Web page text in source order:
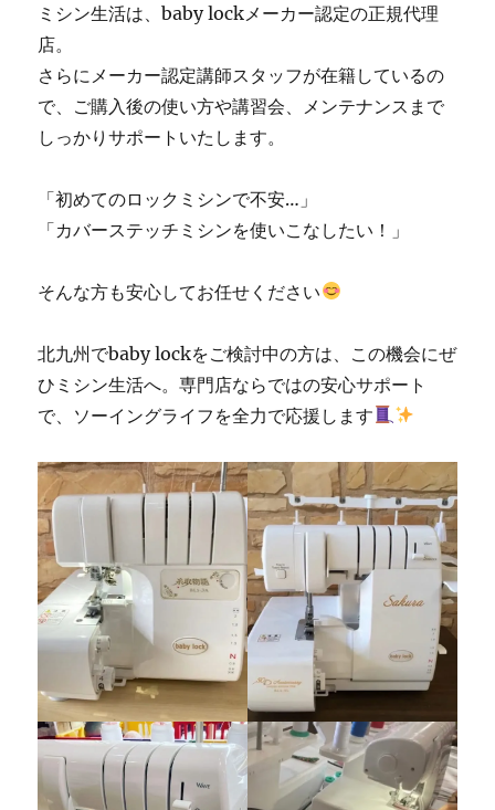
ミシン生活は、baby lockメーカー認定の正規代理
店。
さらにメーカー認定講師スタッフが在籍しているの
で、ご購入後の使い方や講習会、メンテナンスまで
しっかりサポートいたします。
「初めてのロックミシンで不安…」
「カバーステッチミシンを使いこなしたい！」
そんな方も安心してお任せください
北九州でbaby lockをご検討中の方は、この機会にぜ
ひミシン生活へ。専門店ならではの安心サポート
で、ソーイングライフを全力で応援します